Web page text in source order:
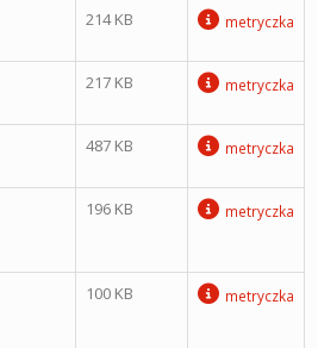
214 KB metryczka
217 KB metryczka
487 KB metryczka
196 KB metryczka
100 KB metryczka